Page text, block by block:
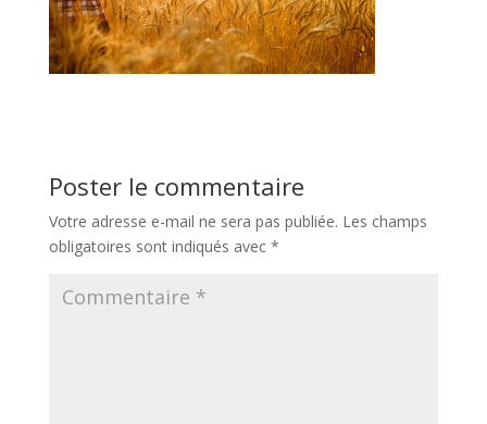
Poster le commentaire
Votre adresse e-mail ne sera pas publiée. Les champs
obligatoires sont indiqués avec *